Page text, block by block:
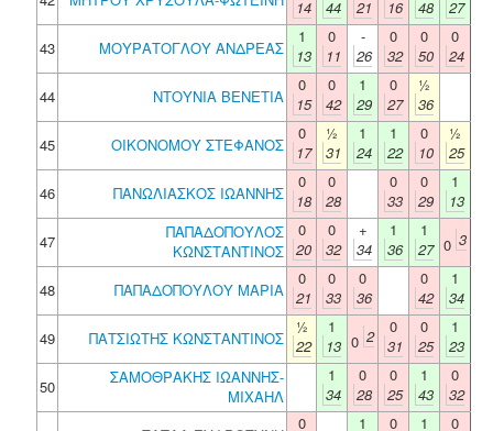
14
44
21
16
48
27
43
ΜΟΥΡΑΤΟΓΛΟΥ ΑΝΔΡΕΑΣ
1
13
0
11
-
26
0
32
0
50
0
24
44
ΝΤΟΥΝΙΑ ΒΕΝΕΤΙΑ
0
15
0
42
1
29
0
27
½
36
45
ΟΙΚΟΝΟΜΟΥ ΣΤΕΦΑΝΟΣ
0
17
½
31
1
24
1
22
0
10
½
25
46
ΠΑΝΩΛΙΑΣΚΟΣ ΙΩΑΝΝΗΣ
0
18
0
28
0
33
0
29
1
13
47
ΠΑΠΑΔΟΠΟΥΛΟΣ
ΚΩΝΣΤΑΝΤΙΝΟΣ
0
20
0
32
+
34
1
36
1
27 0 3
48 ΠΑΠΑΔΟΠΟΥΛΟΥ ΜΑΡΙΑ
0
21
0
33
0
36
0
42
1
34
49
ΠΑΤΣΙΩΤΗΣ ΚΩΝΣΤΑΝΤΙΝΟΣ
½
22
1
13 0 2
0
31
0
25
1
23
50
ΣΑΜΟΘΡΑΚΗΣ ΙΩΑΝΝΗΣ-
ΜΙΧΑΗΛ
1
34
0
28
0
25
1
43
0
32
0 1 0 1 0